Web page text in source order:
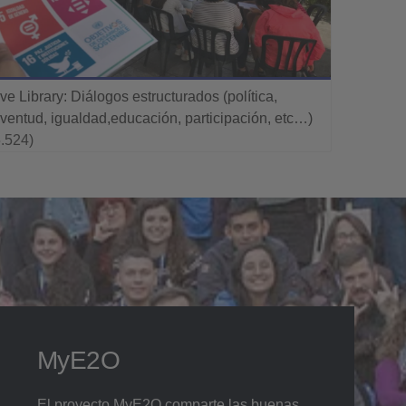
Library: Diálogos estructurados (política,
igualdad,educación, participación, etc…)
MyE2O